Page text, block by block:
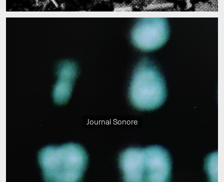
Journal Sonore